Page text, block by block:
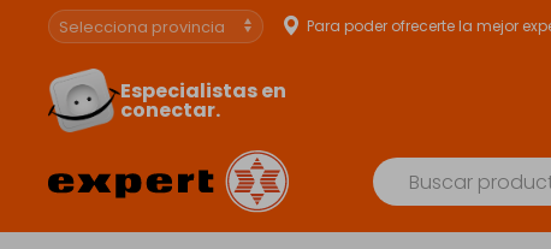
Para poder ofrecerte la mejor
Especialistas en
conectar.